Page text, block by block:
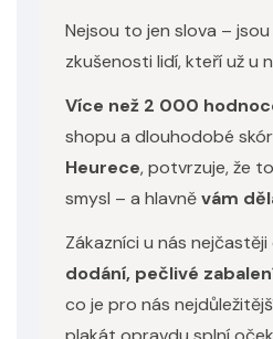
Nejsou to jen slova –
zkušenosti lidí, kteří už u
Více než 2 000
shopu a dlouhodobé
Heurece, potvrzuje, že
smysl – a hlavněvám
Zákazníci u nás
dodání, pečlivé
co je pro nás